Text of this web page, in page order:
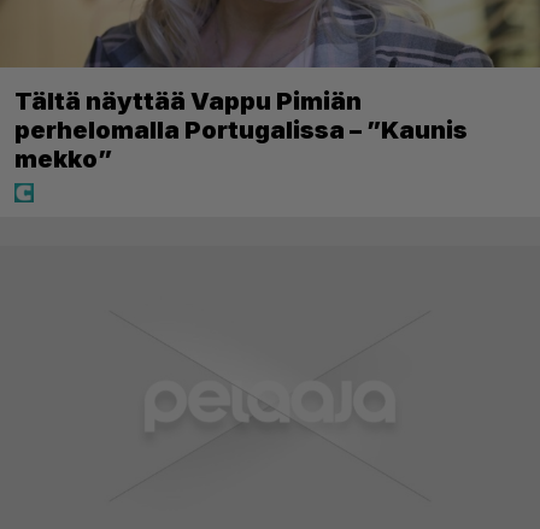
Tältä näyttää Vappu Pimiän
perhelomalla Portugalissa – ”Kaunis
mekko”